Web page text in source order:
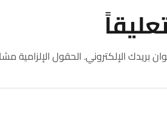
بريدك الإلكتروني. الحقول الإلزامية